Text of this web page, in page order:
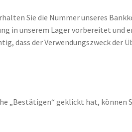
Sie die Nummer unseres
in unserem Lager vorbereitet und
dass der Verwendungszweck der
„Bestätigen“ geklickt hat, können